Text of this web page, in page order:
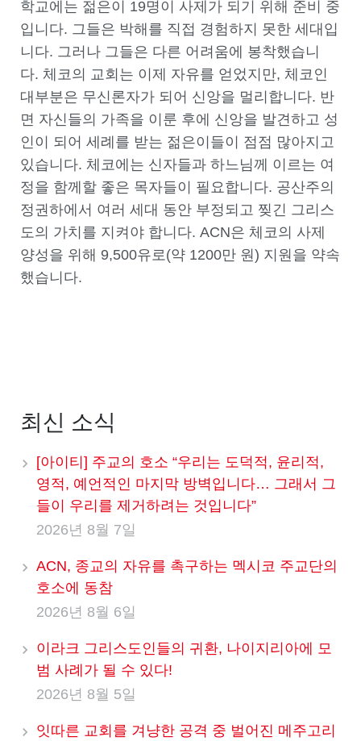
학교에는 젊은이 19명이 사제가 되기 위해 준비 중
입니다. 그들은 박해를 직접 경험하지 못한 세대입
니다. 그러나 그들은 다른 어려움에 봉착했습니
다. 체코의 교회는 이제 자유를 얻었지만, 체코인
대부분은 무신론자가 되어 신앙을 멀리합니다. 반
면 자신들의 가족을 이룬 후에 신앙을 발견하고 성
인이 되어 세례를 받는 젊은이들이 점점 많아지고
있습니다. 체코에는 신자들과 하느님께 이르는 여
정을 함께할 좋은 목자들이 필요합니다. 공산주의
정권하에서 여러 세대 동안 부정되고 찢긴 그리스
도의 가치를 지켜야 합니다. ACN은 체코의 사제
양성을 위해 9,500유로(약 1200만 원) 지원을 약속
했습니다.
최신 소식
[아이티] 주교의 호소 “우리는 도덕적, 윤리적,
영적, 예언적인 마지막 방벽입니다… 그래서 그
들이 우리를 제거하려는 것입니다”
2026년 8월 7일
ACN, 종교의 자유를 촉구하는 멕시코 주교단의
호소에 동참
2026년 8월 6일
이라크 그리스도인들의 귀환, 나이지리아에 모
범 사례가 될 수 있다!
2026년 8월 5일
잇따른 교회를 겨냥한 공격 중 벌어진 메주고리